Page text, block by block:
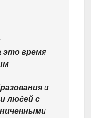
это время
и
людей с